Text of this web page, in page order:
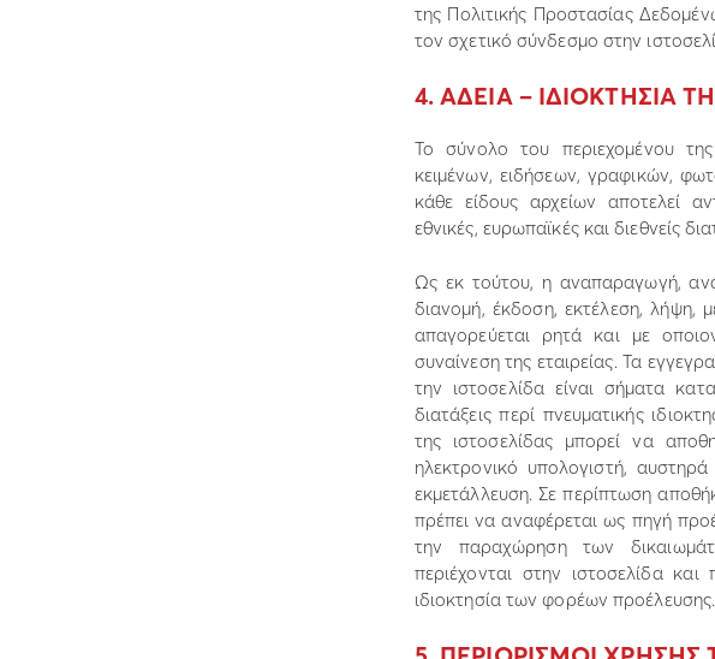
της Πολιτικής Προστασίας
τον σχετικό σύνδεσµο στην
4. Α∆ΕΙΑ – Ι∆ΙΟΚΤΗΣΙΑ
Το σύνολο του περιεχοµένου της
κειµένων, ειδήσεων, γραφικών,
κάθε είδους αρχείων αποτελεί
εθνικές, ευρωπαϊκές και διεθνείς
Ως εκ τούτου, η αναπαραγωγή,
διανοµή, έκδοση, εκτέλεση, λήψη,
απαγορεύεται ρητά και µε
συναίνεση της εταιρείας. Τα
την ιστοσελίδα είναι σήµατα
διατάξεις περί πνευµατικής
της ιστοσελίδας µπορεί να
ηλεκτρονικό υπολογιστή,
εκµετάλλευση. Σε περίπτωση
πρέπει να αναφέρεται ως πηγή
την παραχώρηση των
περιέχονται στην ιστοσελίδα
ιδιοκτησία των φορέων προέλευσης.